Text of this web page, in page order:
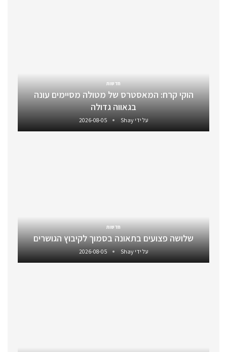
חדשות
הוקי קרח: המאסטרס של מטולה מסיימים עונה
בגאווה גדולה
על ידיShay
2026-08-05
חדשות
שלושה פצועים בתאונה בסמוך לקיבוץ הגושרים
על ידיShay
2026-08-05